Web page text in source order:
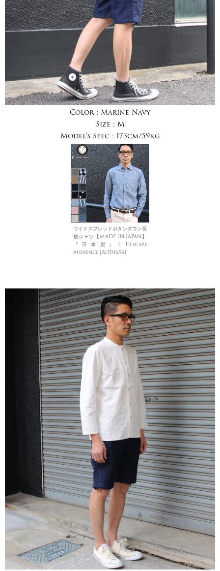
Color : Marine Navy
Size : M
Model's Spec : 173cm/59kg
ワイドスプレッドボタンダウン長
袖シャツ【MADE IN JAPAN】
『日本製』/ Upscape
Audience [AUD1656]